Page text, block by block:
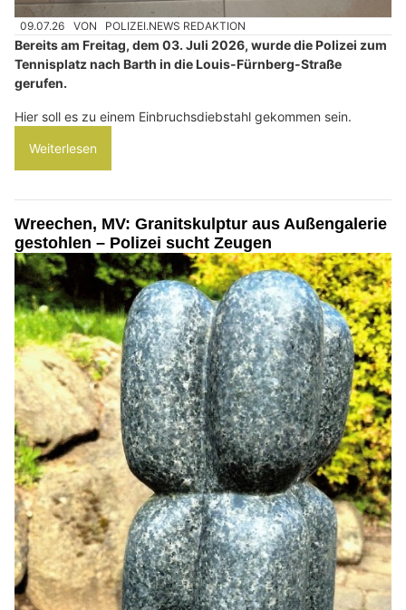
09.07.26 VON POLIZEI.NEWS REDAKTION
Bereits am Freitag, dem 03. Juli 2026, wurde die Polizei zum
Tennisplatz nach Barth in die Louis-Fürnberg-Straße
gerufen.
Hier soll es zu einem Einbruchsdiebstahl gekommen sein.
Weiterlesen
Wreechen, MV: Granitskulptur aus Außengalerie
gestohlen – Polizei sucht Zeugen